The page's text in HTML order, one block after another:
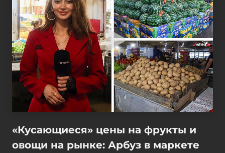
«Кусающиеся» цены на фрукты и
овощи на рынке: Арбуз в маркете